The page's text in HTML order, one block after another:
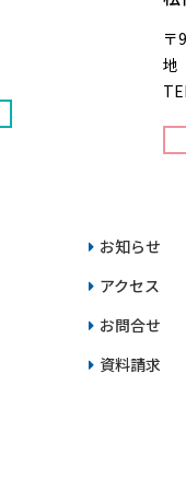
〒
地
お知らせ
アクセス
お問合せ
資料請求